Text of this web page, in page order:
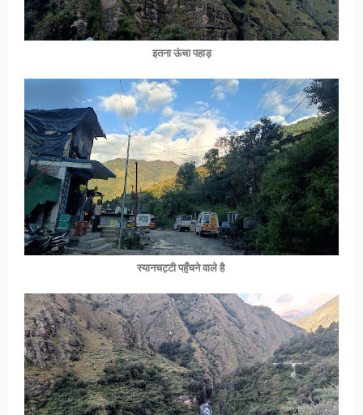
इतना ऊंचा पहाड़
स्यानचट्टी पहुँचने वाले है